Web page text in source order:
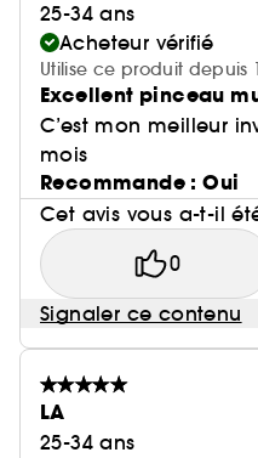
25-34 ans
Acheteur vérifié
Utilise ce produit depuis
Excellent pinceau
C’est mon meilleur
mois
Recommande : Oui
Cet avis vous a-t-il
0
Signaler ce contenu
LA
25-34 ans